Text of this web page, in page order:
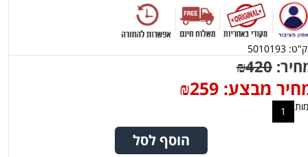
5010193
₪420
מבצע: ₪259
הוסף לסל